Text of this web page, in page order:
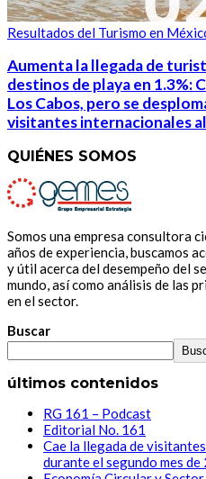
Resultados del Turismo en
Aumenta la llegada de
destinos de playa en 1.3%:
Los Cabos, pero se
visitantes internacionales
QUIÉNES SOMOS
Somos una empresa consultora
años de experiencia, buscamos
y útil acerca del desempeño del
mundo, así como análisis de las
en el sector.
Buscar
últimos contenidos
RG 161 – Podcast
Editorial No. 161
Cae la llegada de
durante el segundo mes de